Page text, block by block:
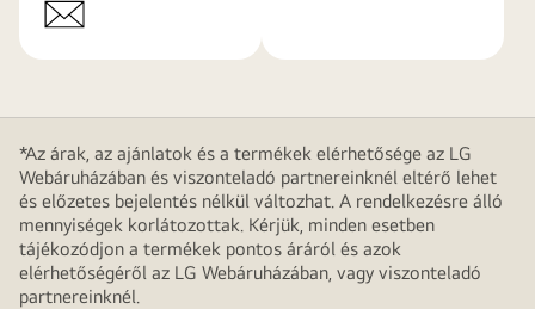
*Az árak, az ajánlatok és a termékek elérhetősége az LG
Webáruházában és viszonteladó partnereinknél eltérő lehet
és előzetes bejelentés nélkül változhat. A rendelkezésre álló
mennyiségek korlátozottak. Kérjük, minden esetben
tájékozódjon a termékek pontos áráról és azok
elérhetőségéről az LG Webáruházában, vagy viszonteladó
partnereinknél.